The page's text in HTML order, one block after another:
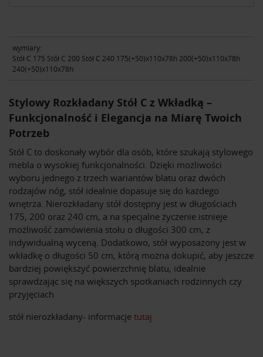
wymiary:
Stół C 175 Stół C 200 Stół C 240 175(+50)x110x78h 200(+50)x110x78h
240(+50)x110x78h
Stylowy Rozkładany Stół C z Wkładką –
Funkcjonalność i Elegancja na Miarę Twoich
Potrzeb
Stół C to doskonały wybór dla osób, które szukają stylowego
mebla o wysokiej funkcjonalności. Dzięki możliwości
wyboru jednego z trzech wariantów blatu oraz dwóch
rodzajów nóg, stół idealnie dopasuje się do każdego
wnętrza. Nierozkładany stół dostępny jest w długościach
175, 200 oraz 240 cm, a na specjalne życzenie istnieje
możliwość zamówienia stołu o długości 300 cm, z
indywidualną wyceną. Dodatkowo, stół wyposażony jest w
wkładkę o długości 50 cm, którą można dokupić, aby jeszcze
bardziej powiększyć powierzchnię blatu, idealnie
sprawdzając się na większych spotkaniach rodzinnych czy
przyjęciach
stół nierozkładany- informacje tutaj